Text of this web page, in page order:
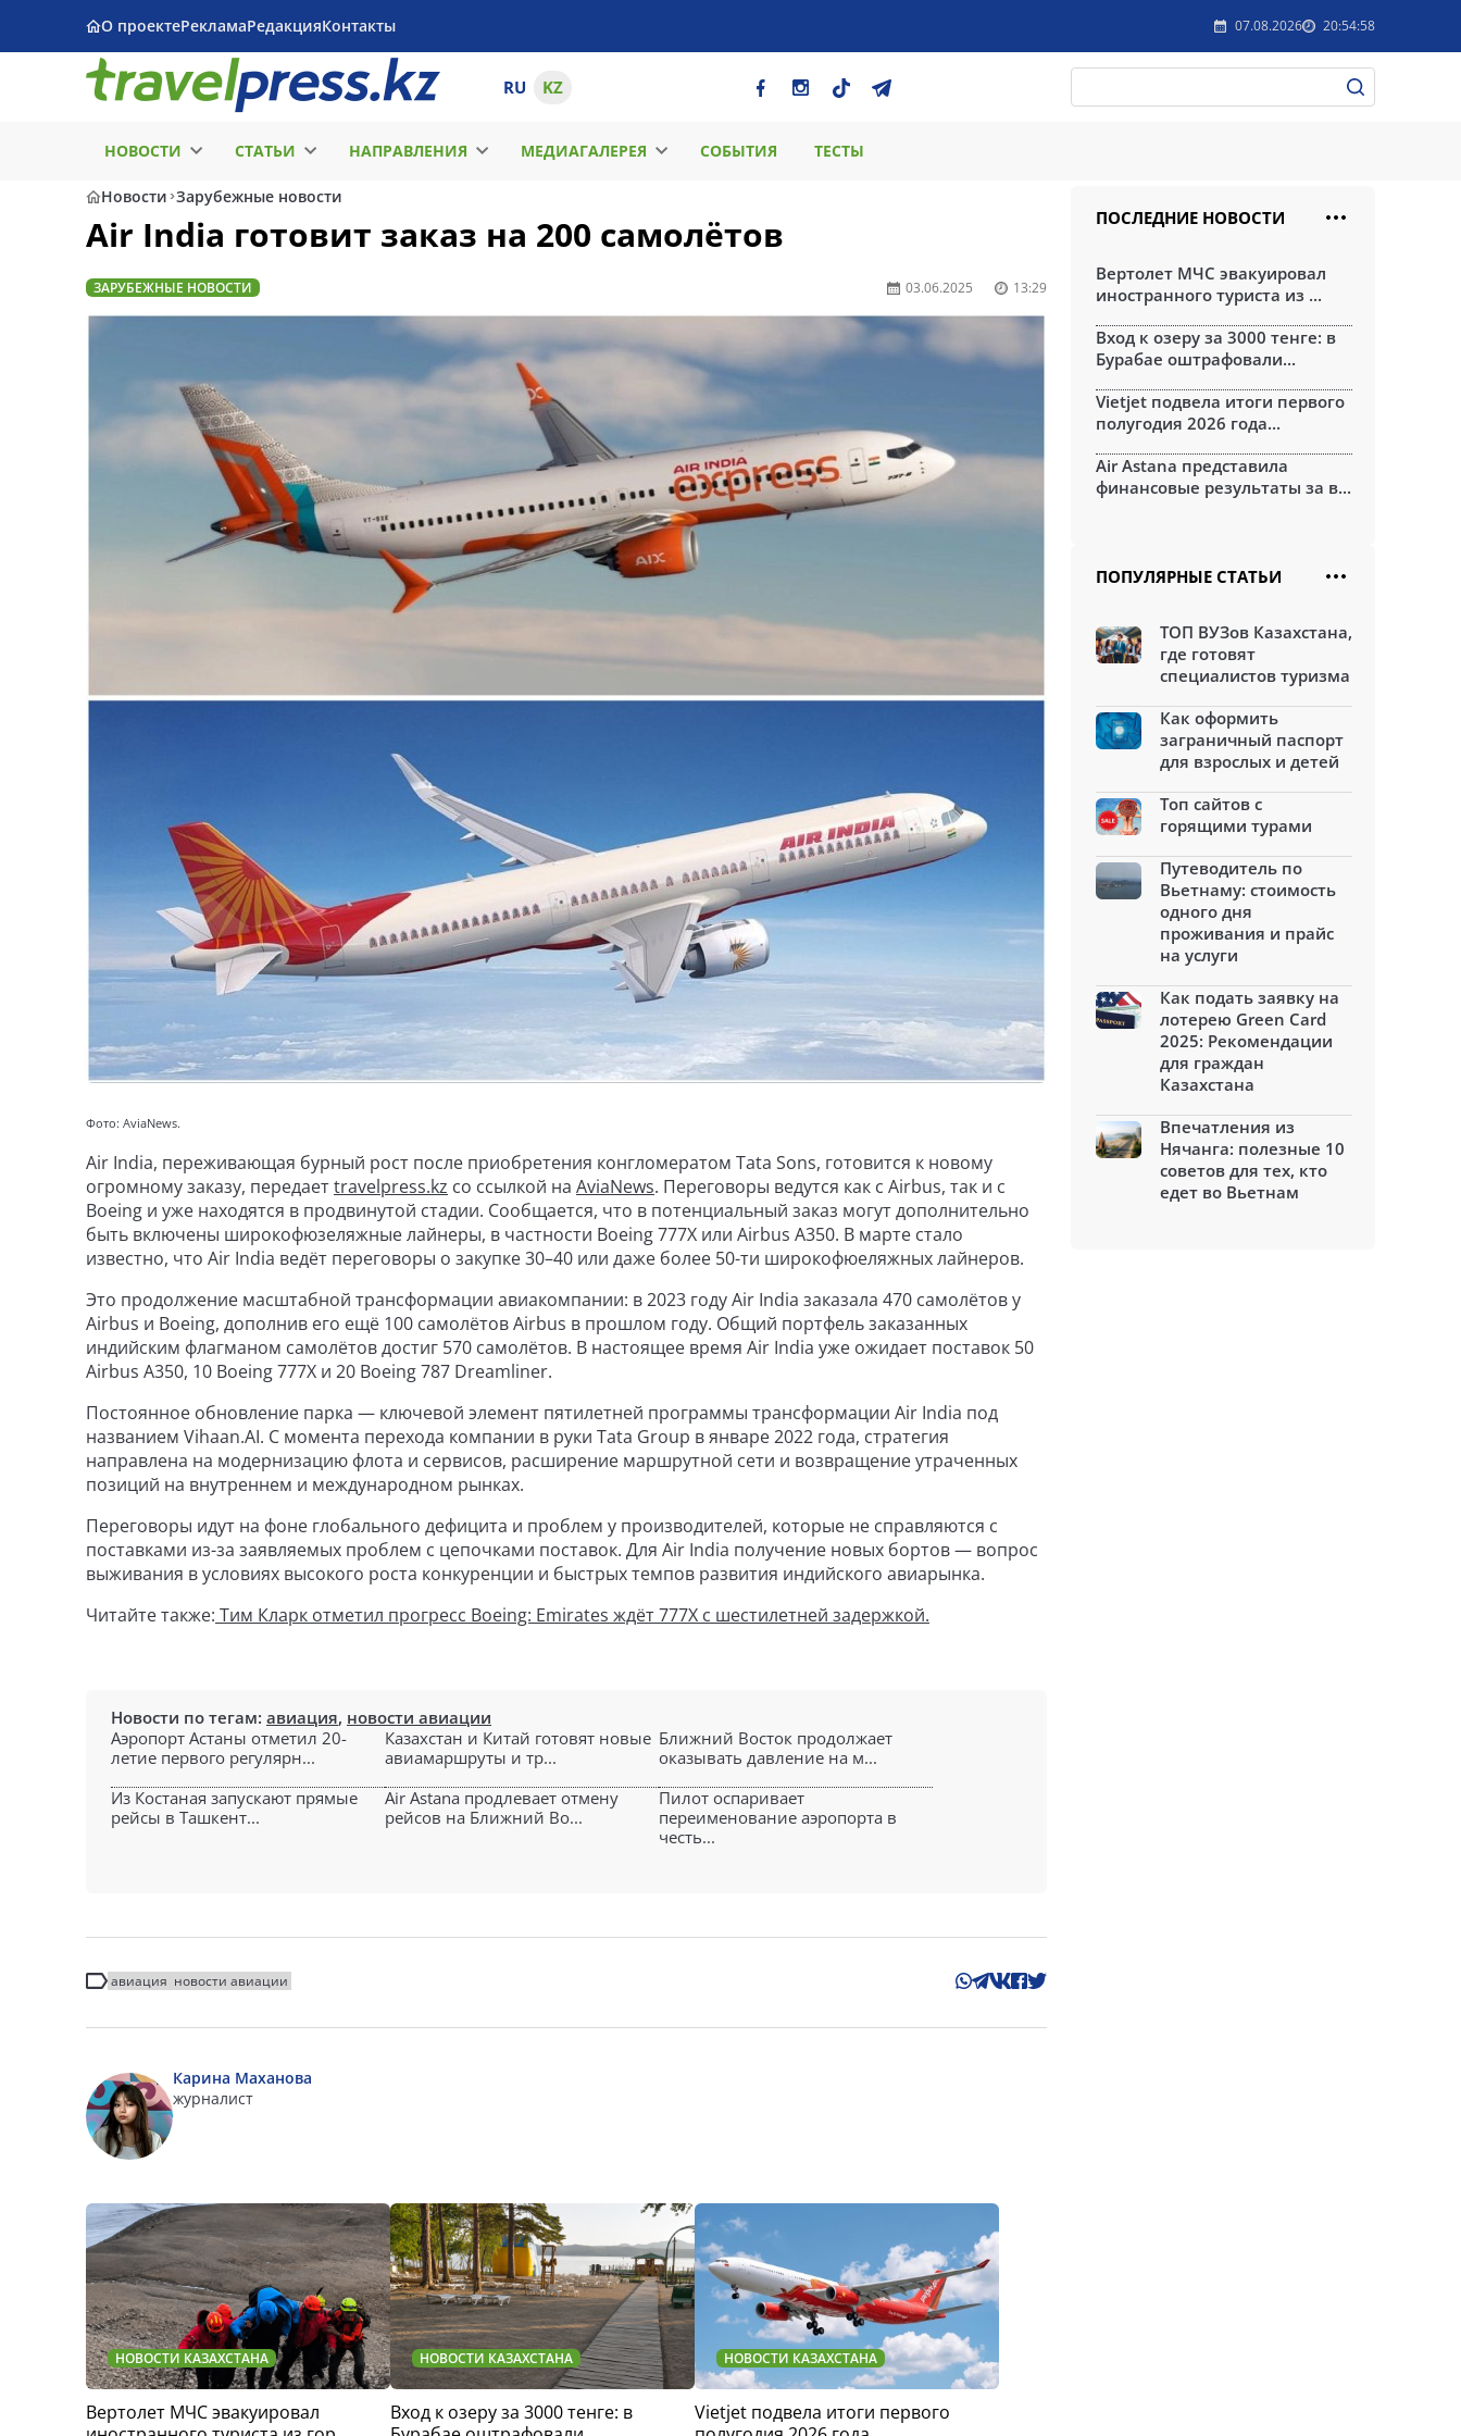
О проектеРекламаРедакцияКонтакты 07.08.2026 20:54:58
RU KZ
НОВОСТИ СТАТЬИ НАПРАВЛЕНИЯ МЕДИАГАЛЕРЕЯ СОБЫТИЯ ТЕСТЫ
Новости Зарубежные новости
Air India готовит заказ на 200 самолётов
ЗАРУБЕЖНЫЕ НОВОСТИ 03.06.2025 13:29
Фото: AviaNews.
Air India, переживающая бурный рост после приобретения конгломератом Tata Sons, готовится к новому
огромному заказу, передаетtravelpress.kz со ссылкой на AviaNews. Переговоры ведутся как с Airbus, так и с
Boeing и уже находятся в продвинутой стадии. Сообщается, что в потенциальный заказ могут дополнительно
быть включены широкофюзеляжные лайнеры, в частности Boeing 777X или Airbus A350. В марте стало
известно, что Air India ведёт переговоры о закупке 30–40 или даже более 50-ти широкофюеляжных лайнеров.
Это продолжение масштабной трансформации авиакомпании: в 2023 году Air India заказала 470 самолётов у
Airbus и Boeing, дополнив его ещё 100 самолётов Airbus в прошлом году. Общий портфель заказанных
индийским флагманом самолётов достиг 570 самолётов. В настоящее время Air India уже ожидает поставок 50
Airbus A350, 10 Boeing 777X и 20 Boeing 787 Dreamliner.
Постоянное обновление парка — ключевой элемент пятилетней программы трансформации Air India под
названием Vihaan.AI. С момента перехода компании в руки Tata Group в январе 2022 года, стратегия
направлена на модернизацию флота и сервисов, расширение маршрутной сети и возвращение утраченных
позиций на внутреннем и международном рынках.
Переговоры идут на фоне глобального дефицита и проблем у производителей, которые не справляются с
поставками из-за заявляемых проблем с цепочками поставок. Для Air India получение новых бортов — вопрос
выживания в условиях высокого роста конкуренции и быстрых темпов развития индийского авиарынка.
Читайте также: Тим Кларк отметил прогресс Boeing: Emirates ждёт 777X с шестилетней задержкой.
Новости по тегам: авиация, новости авиации
Аэропорт Астаны отметил 20-
летие первого регулярн...
Казахстан и Китай готовят новые
авиамаршруты и тр...
Ближний Восток продолжает
оказывать давление на м...
Из Костаная запускают прямые
рейсы в Ташкент...
Air Astana продлевает отмену
рейсов на Ближний Во...
Пилот оспаривает
переименование аэропорта в
честь...
авиация новости авиации
Карина Маханова
журналист
НОВОСТИ КАЗАХСТАНА
Вертолет МЧС эвакуировал
НОВОСТИ КАЗАХСТАНА
Вход к озеру за 3000 тенге: в
НОВОСТИ КАЗАХСТАНА
Vietjet подвела итоги первого
ПОСЛЕДНИЕ НОВОСТИ
Вертолет МЧС эвакуировал
иностранного туриста из ...
Вход к озеру за 3000 тенге: в
Бурабае оштрафовали...
Vietjet подвела итоги первого
полугодия 2026 года...
Air Astana представила
финансовые результаты за в...
ПОПУЛЯРНЫЕ СТАТЬИ
ТОП ВУЗов Казахстана,
где готовят
специалистов туризма
Как оформить
заграничный паспорт
для взрослых и детей
Топ сайтов с
горящими турами
Путеводитель по
Вьетнаму: стоимость
одного дня
проживания и прайс
на услуги
Как подать заявку на
лотерею Green Card
2025: Рекомендации
для граждан
Казахстана
Впечатления из
Нячанга: полезные 10
советов для тех, кто
едет во Вьетнам